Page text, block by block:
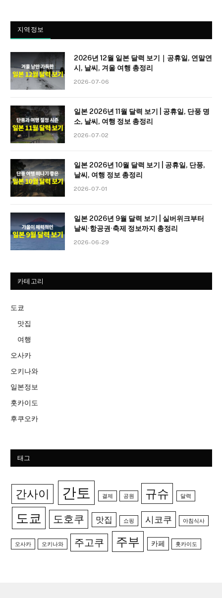
지역정보
2026년 12월 일본 달력 보기｜공휴일, 연말연
시, 날씨, 겨울 여행 총정리
2026-07-06
일본 2026년 11월 달력 보기 | 공휴일, 단풍 명
소, 날씨, 여행 정보 총정리
2026-07-02
일본 2026년 10월 달력 보기 | 공휴일, 단풍,
날씨, 여행 정보 총정리
2026-07-01
일본 2026년 9월 달력 보기 | 실버위크부터
날씨·항공권·축제 정보까지 총정리
2026-06-29
카테고리
도쿄
맛집
여행
오사카
오키나와
일본정보
홋카이도
후쿠오카
태그
간사이 간토 결제 공원 규슈 달력
도쿄 도호쿠 맛집 쇼핑 시코쿠 아침식사
오사카 오키나와 주고쿠 주부 카페 홋카이도